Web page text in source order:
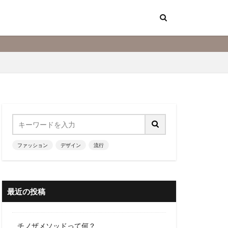
ファッション デザイン 流行
最近の投稿
チノザメソッドって何？